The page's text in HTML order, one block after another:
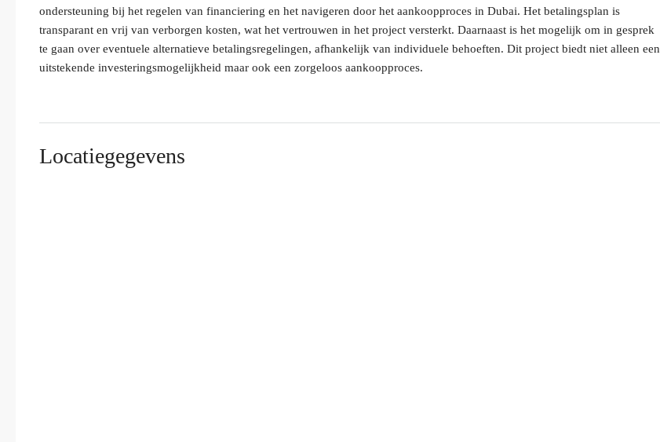
ondersteuning bij het regelen van financiering en het navigeren door het aankoopproces in Dubai. Het betalingsplan is
transparant en vrij van verborgen kosten, wat het vertrouwen in het project versterkt. Daarnaast is het mogelijk om in gesprek
te gaan over eventuele alternatieve betalingsregelingen, afhankelijk van individuele behoeften. Dit project biedt niet alleen een
uitstekende investeringsmogelijkheid maar ook een zorgeloos aankoopproces.
Locatiegegevens